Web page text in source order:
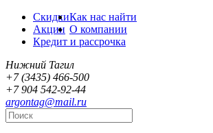
Скидки
Акции
Как нас найти
О компании
Кредит и рассрочка
Нижний Тагил
+7 (3435) 466-500
+7 904 542-92-44
argontag@mail.ru